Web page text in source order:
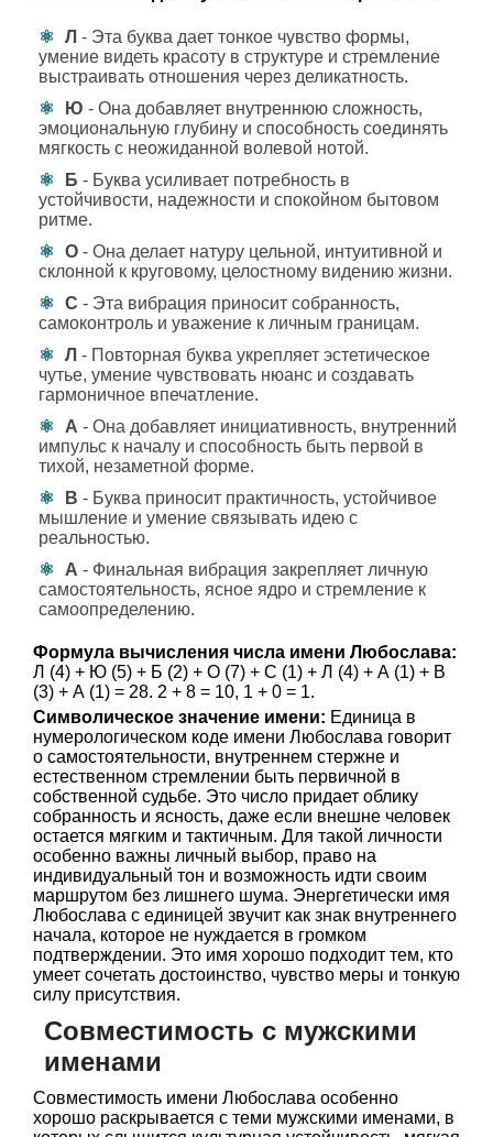
Л - Эта буква дает тонкое чувство формы,
умение видеть красоту в структуре и стремление
выстраивать отношения через деликатность.
Ю - Она добавляет внутреннюю сложность,
эмоциональную глубину и способность соединять
мягкость с неожиданной волевой нотой.
Б - Буква усиливает потребность в
устойчивости, надежности и спокойном бытовом
ритме.
О - Она делает натуру цельной, интуитивной и
склонной к круговому, целостному видению жизни.
С - Эта вибрация приносит собранность,
самоконтроль и уважение к личным границам.
Л - Повторная буква укрепляет эстетическое
чутье, умение чувствовать нюанс и создавать
гармоничное впечатление.
А - Она добавляет инициативность, внутренний
импульс к началу и способность быть первой в
тихой, незаметной форме.
В - Буква приносит практичность, устойчивое
мышление и умение связывать идею с
реальностью.
А - Финальная вибрация закрепляет личную
самостоятельность, ясное ядро и стремление к
самоопределению.
Формула вычисления числа имени Любослава:
Л (4) + Ю (5) + Б (2) + О (7) + С (1) + Л (4) + А (1) + В
(3) + А (1) = 28. 2 + 8 = 10, 1 + 0 = 1.
Символическое значение имени: Единица в
нумерологическом коде имени Любослава говорит
о самостоятельности, внутреннем стержне и
естественном стремлении быть первичной в
собственной судьбе. Это число придает облику
собранность и ясность, даже если внешне человек
остается мягким и тактичным. Для такой личности
особенно важны личный выбор, право на
индивидуальный тон и возможность идти своим
маршрутом без лишнего шума. Энергетически имя
Любослава с единицей звучит как знак внутреннего
начала, которое не нуждается в громком
подтверждении. Это имя хорошо подходит тем, кто
умеет сочетать достоинство, чувство меры и тонкую
силу присутствия.
Совместимость с мужскими
именами
Совместимость имени Любослава особенно
хорошо раскрывается с теми мужскими именами, в